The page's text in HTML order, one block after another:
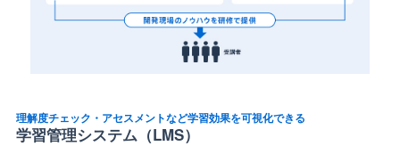
理解度チェック・アセスメントなど学習効果を可視化できる
学習管理システム（LMS）